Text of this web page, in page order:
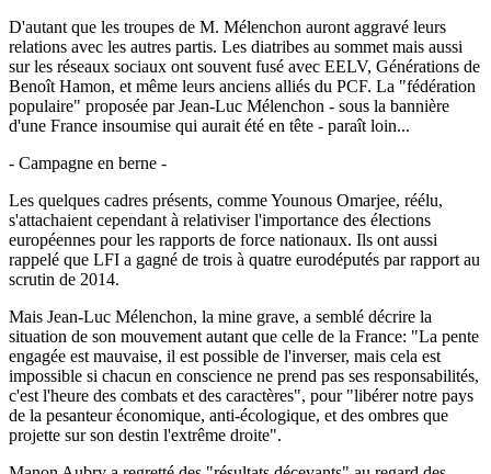
D'autant que les troupes de M. Mélenchon auront aggravé leurs
relations avec les autres partis. Les diatribes au sommet mais aussi
sur les réseaux sociaux ont souvent fusé avec EELV, Générations de
Benoît Hamon, et même leurs anciens alliés du PCF. La "fédération
populaire" proposée par Jean-Luc Mélenchon - sous la bannière
d'une France insoumise qui aurait été en tête - paraît loin...
- Campagne en berne -
Les quelques cadres présents, comme Younous Omarjee, réélu,
s'attachaient cependant à relativiser l'importance des élections
européennes pour les rapports de force nationaux. Ils ont aussi
rappelé que LFI a gagné de trois à quatre eurodéputés par rapport au
scrutin de 2014.
Mais Jean-Luc Mélenchon, la mine grave, a semblé décrire la
situation de son mouvement autant que celle de la France: "La pente
engagée est mauvaise, il est possible de l'inverser, mais cela est
impossible si chacun en conscience ne prend pas ses responsabilités,
c'est l'heure des combats et des caractères", pour "libérer notre pays
de la pesanteur économique, anti-écologique, et des ombres que
projette sur son destin l'extrême droite".